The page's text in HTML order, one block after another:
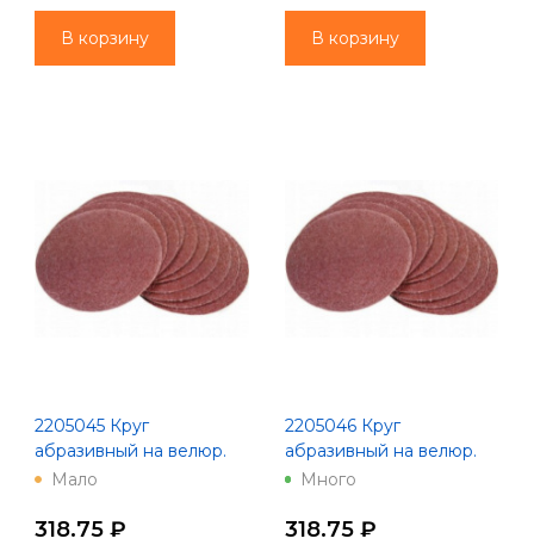
В корзину В корзину
2205045 Круг
абразивный на велюр.
осн.,зер.120, 10шт.,d125,
Мало
318.75 ₽
2205046 Круг
абразивный на велюр.
осн.,зер.150, 10шт.,d125, 8
Много
318.75 ₽